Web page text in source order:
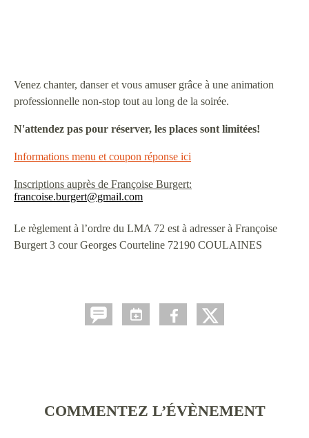
Venez chanter, danser et vous amuser grâce à une animation
professionnelle non-stop tout au long de la soirée.
N'attendez pas pour réserver, les places sont limitées!
Informations menu et coupon réponse ici
Inscriptions auprès de Françoise Burgert:
francoise.burgert@gmail.com
Le règlement à l’ordre du LMA 72 est à adresser à Françoise
Burgert 3 cour Georges Courteline 72190 COULAINES
COMMENTEZ L’ÉVÈNEMENT